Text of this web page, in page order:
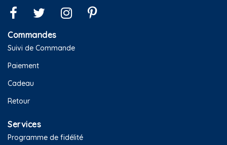
Commandes
Suivi de Commande
Paiement
Cadeau
Retour
Services
Programme de fidélité